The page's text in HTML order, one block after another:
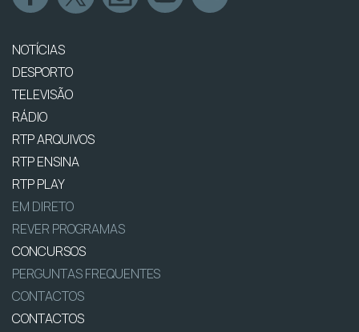
NOTÍCIAS
DESPORTO
TELEVISÃO
RÁDIO
RTP ARQUIVOS
RTP ENSINA
RTP PLAY
EM DIRETO
REVER PROGRAMAS
CONCURSOS
PERGUNTAS FREQUENTES
CONTACTOS
CONTACTOS